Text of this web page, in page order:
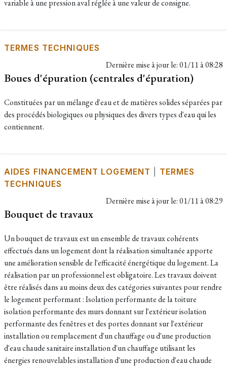
variable à une pression aval réglée à une valeur de consigne.
TERMES TECHNIQUES
Dernière mise à jour le:01/11 à 08:28
Boues d'épuration (centrales d'épuration)
Constituées par un mélange d'eau et de matières solides séparées par
des procédés biologiques ou physiques des divers types d'eau qui les
contiennent.
AIDES FINANCEMENT LOGEMENT
TERMES
TECHNIQUES
Dernière mise à jour le:01/11 à 08:29
Bouquet de travaux
Un bouquet de travaux est un ensemble de travaux cohérents
effectués dans un logement dont la réalisation simultanée apporte
une amélioration sensible de l'efficacité énergétique du logement. La
réalisation par un professionnel est obligatoire. Les travaux doivent
être réalisés dans au moins deux des catégories suivantes pour rendre
le logement performant : Isolation performante de la toiture
isolation performante des murs donnant sur l'extérieur isolation
performante des fenêtres et des portes donnant sur l'extérieur
installation ou remplacement d'un chauffage ou d'une production
d'eau chaude sanitaire installation d'un chauffage utilisant les
énergies renouvelables installation d'une production d'eau chaude